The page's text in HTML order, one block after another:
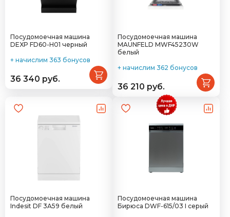
Посудомоечная машина
DEXP FD60-H01 черный
+ начислим 363 бонусов
36 340 руб.
Посудомоечная машина
MAUNFELD MWF45230W
белый
+ начислим 362 бонусов
36 210 руб.
Посудомоечная машина
Indesit DF 3A59 белый
Посудомоечная машина
Бирюса DWF-615/03 I серый